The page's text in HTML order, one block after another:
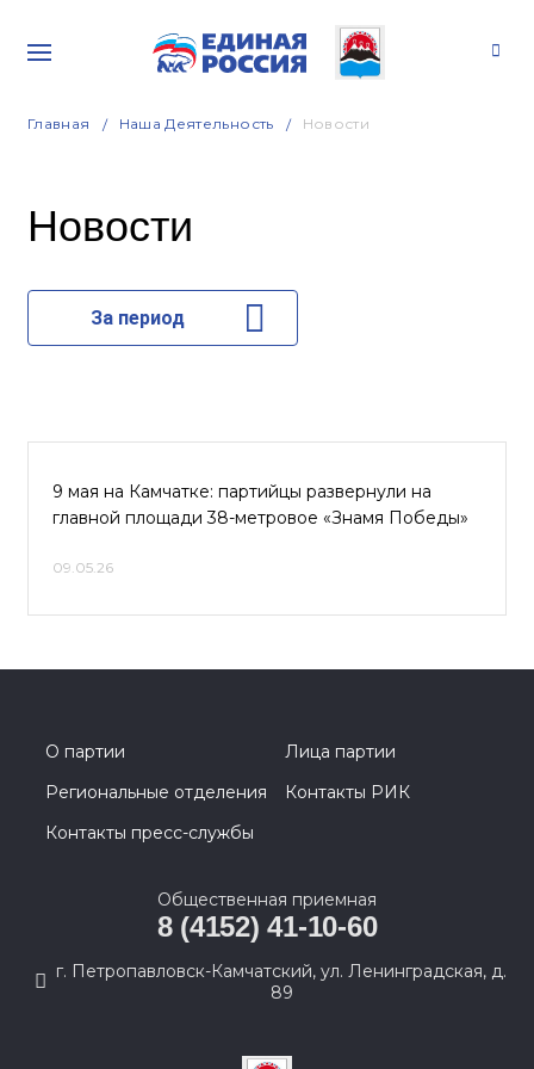
Главная Наша Деятельность Новости
Новости
За период
9 мая на Камчатке: партийцы развернули на
главной площади 38-метровое «Знамя Победы»
09.05.26
О партии
Лица партии
Региональные отделения
Контакты РИК
Контакты пресс-службы
Общественная приемная
8 (4152) 41-10-60
г. Петропавловск-Камчатский, ул. Ленинградская, д.
89